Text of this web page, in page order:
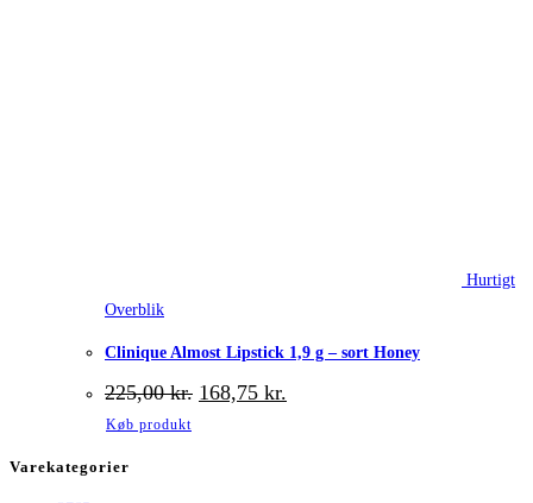
Hurtigt
Overblik
Clinique Almost Lipstick 1,9 g – sort Honey
225,00kr. Den
oprindelige
168,75 kr.
aktuelle
Køb produkt
Varekategorier